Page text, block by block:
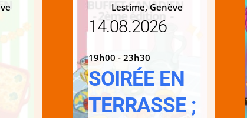
Lestime, Genève
14.08.2026
19h00 - 23h30
SOIRÉE EN
TERRASSE ;